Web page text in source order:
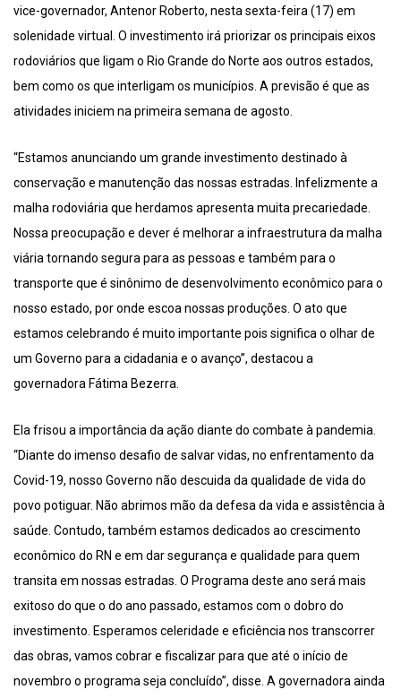
vice-governador, Antenor Roberto, nesta sexta-feira (17) em
solenidade virtual. O investimento irá priorizar os principais eixos
rodoviários que ligam o Rio Grande do Norte aos outros estados,
bem como os que interligam os municípios. A previsão é que as
atividades iniciem na primeira semana de agosto.
“Estamos anunciando um grande investimento destinado à
conservação e manutenção das nossas estradas. Infelizmente a
malha rodoviária que herdamos apresenta muita precariedade.
Nossa preocupação e dever é melhorar a infraestrutura da malha
viária tornando segura para as pessoas e também para o
transporte que é sinônimo de desenvolvimento econômico para o
nosso estado, por onde escoa nossas produções. O ato que
estamos celebrando é muito importante pois significa o olhar de
um Governo para a cidadania e o avanço”, destacou a
governadora Fátima Bezerra.
Ela frisou a importância da ação diante do combate à pandemia.
“Diante do imenso desafio de salvar vidas, no enfrentamento da
Covid-19, nosso Governo não descuida da qualidade de vida do
povo potiguar. Não abrimos mão da defesa da vida e assistência à
saúde. Contudo, também estamos dedicados ao crescimento
econômico do RN e em dar segurança e qualidade para quem
transita em nossas estradas. O Programa deste ano será mais
exitoso do que o do ano passado, estamos com o dobro do
investimento. Esperamos celeridade e eficiência nos transcorrer
das obras, vamos cobrar e fiscalizar para que até o início de
novembro o programa seja concluído”, disse. A governadora ainda